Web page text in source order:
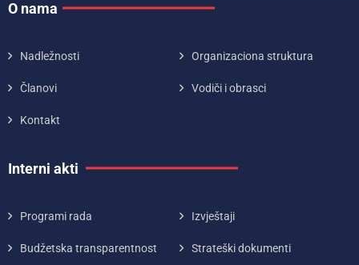
O nama
Nadležnosti Organizaciona struktura
Članovi Vodiči i obrasci
Kontakt
Interni akti
Programi rada Izvještaji
Budžetska transparentnost Strateški dokumenti